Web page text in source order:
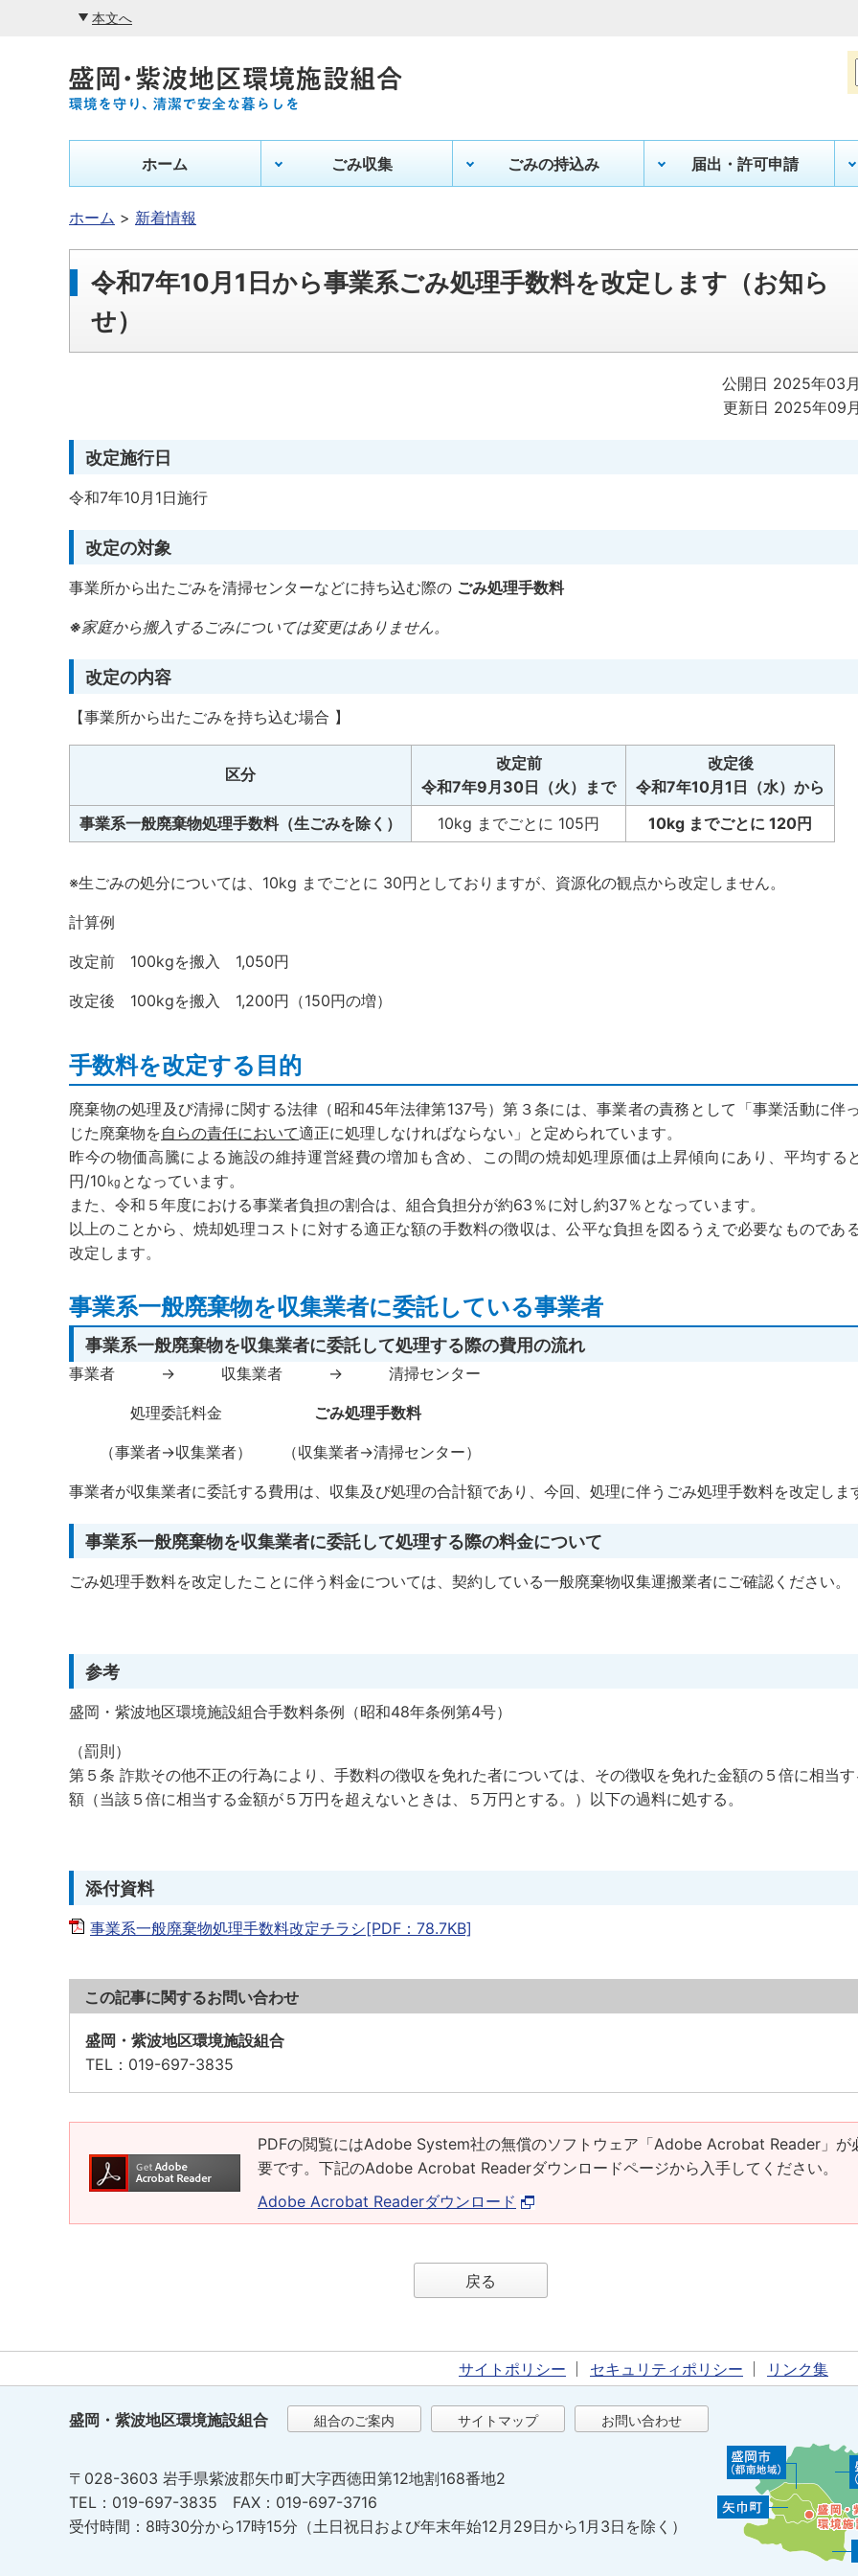
本文へ
ホーム ごみ収集 ごみの持込み 届出・許可申請
ホーム 新着情報
令和7年10月1日から事業系ごみ処理手数料を改定します（お知ら
せ）
公開日 2025年03
更新日 2025年09
改定施行日
令和7年10月1日施行
改定の対象
事業所から出たごみを清掃センターなどに持ち込む際の ごみ処理手数料
※家庭から搬入するごみについては変更はありません。
改定の内容
【事業所から出たごみを持ち込む場合 】
区分
改定前
令和7年9月30日（火）まで
改定後
令和7年10月1日（水）から
事業系一般廃棄物処理手数料（生ごみを除く）
10kg までごとに 105円 10kg までごとに 120円
※生ごみの処分については、10kg までごとに 30円としておりますが、資源化の観点から改定しません。
計算例
改定前 100kgを搬入 1,050円
改定後 100kgを搬入 1,200円（150円の増）
手数料を改定する目的
廃棄物の処理及び清掃に関する法律（昭和45年法律第137号）第３条には、事業者の責務として「事業活動に伴
じた廃棄物を自らの責任において適正に処理しなければならない」と定められています。
昨今の物価高騰による施設の維持運営経費の増加も含め、この間の焼却処理原価は上昇傾向にあり、平均する
円/10㎏となっています。
また、令和５年度における事業者負担の割合は、組合負担分が約63％に対し約37％となっています。
以上のことから、焼却処理コストに対する適正な額の手数料の徴収は、公平な負担を図るうえで必要なものであ
改定します。
事業系一般廃棄物を収集業者に委託している事業者
事業系一般廃棄物を収集業者に委託して処理する際の費用の流れ
事業者 → 収集業者 → 清掃センター
処理委託料金 ごみ処理手数料
（事業者→収集業者） （収集業者→清掃センター）
事業者が収集業者に委託する費用は、収集及び処理の合計額であり、今回、処理に伴うごみ処理手数料を改定しま
事業系一般廃棄物を収集業者に委託して処理する際の料金について
ごみ処理手数料を改定したことに伴う料金については、契約している一般廃棄物収集運搬業者にご確認ください
参考
盛岡・紫波地区環境施設組合手数料条例（昭和48年条例第4号）
（罰則）
第５条 詐欺その他不正の行為により、手数料の徴収を免れた者については、その徴収を免れた金額の５倍に相当
額（当該５倍に相当する金額が５万円を超えないときは、５万円とする。）以下の過料に処する。
添付資料
事業系一般廃棄物処理手数料改定チラシ[PDF：78.7KB]
この記事に関するお問い合わせ
盛岡・紫波地区環境施設組合
TEL ：019-697-3835
PDFの閲覧にはAdobe System社の無償のソフトウェア「Adobe Acrobat Reader」が
要です。下記のAdobe Acrobat Readerダウンロードページから入手してください。
Adobe Acrobat Readerダウンロード
戻る
サイトポリシー セキュリティポリシー リンク集
盛岡・紫波地区環境施設組合 組合のご案内 サイトマップ お問い合わせ
〒028-3603 岩手県紫波郡矢巾町大字西徳田第12地割168番地2
TEL：019-697-3835 FAX：019-697-3716
受付時間：8時30分から17時15分（土日祝日および年末年始12月29日から1月3日を除く）